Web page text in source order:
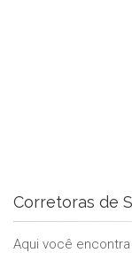
Corretoras de
Aqui você